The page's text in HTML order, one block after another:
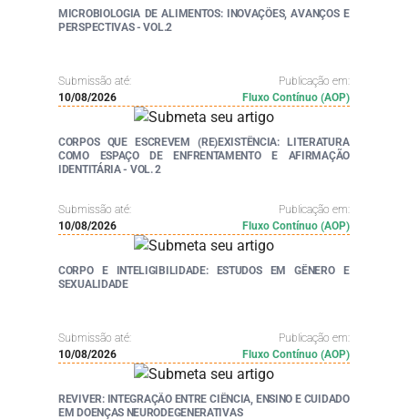
MICROBIOLOGIA DE ALIMENTOS: INOVAÇÕES, AVANÇOS E
PERSPECTIVAS - VOL.2
Submissão até:
Publicação em:
10/08/2026
Fluxo Contínuo (AOP)
CORPOS QUE ESCREVEM (RE)EXISTÊNCIA: LITERATURA
COMO ESPAÇO DE ENFRENTAMENTO E AFIRMAÇÃO
IDENTITÁRIA - VOL. 2
Submissão até:
Publicação em:
10/08/2026
Fluxo Contínuo (AOP)
CORPO E INTELIGIBILIDADE: ESTUDOS EM GÊNERO E
SEXUALIDADE
Submissão até:
Publicação em:
10/08/2026
Fluxo Contínuo (AOP)
REVIVER: INTEGRAÇÃO ENTRE CIÊNCIA, ENSINO E CUIDADO
EM DOENÇAS NEURODEGENERATIVAS